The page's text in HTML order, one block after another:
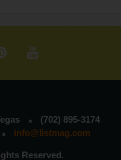
(702) 895-3174
info@listmag.com
Reserved.